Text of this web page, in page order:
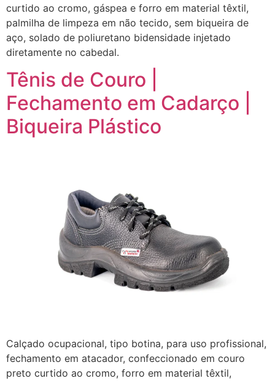
curtido ao cromo, gáspea e forro em material têxtil,
palmilha de limpeza em não tecido, sem biqueira de
aço, solado de poliuretano bidensidade injetado
diretamente no cabedal.
Tênis de Couro |
Fechamento em Cadarço |
Biqueira Plástico
Calçado ocupacional, tipo botina, para uso profissional,
fechamento em atacador, confeccionado em couro
preto curtido ao cromo, forro em material têxtil,